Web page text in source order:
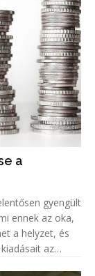
a
gyengült
ennek az oka,
a helyzet, és
az